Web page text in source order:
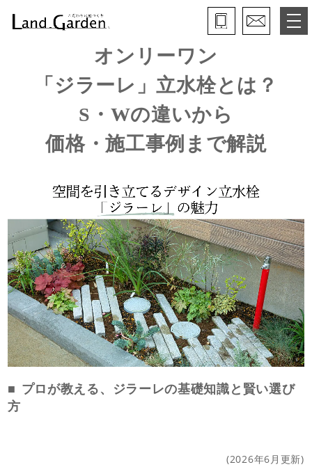
ランド・ガーデンとは
施工事例
よくある質問
会社概要
店舗案内
スタッフ紹介
プライバシーポリシー
オンリーワン
「ジラーレ」立水栓とは？
S・Wの違いから
価格・施工事例まで解説
プロが教える、ジラーレの基礎知識と賢い選び
方
(2026年6月更新)